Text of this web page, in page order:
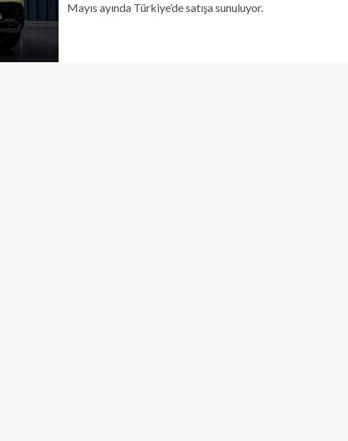
Mayıs ayında Türkiye’de satışa sunuluyor.